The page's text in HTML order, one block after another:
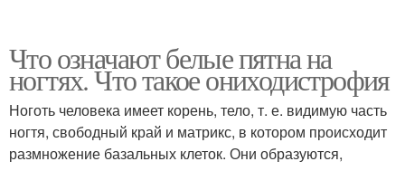
Что означают белые пятна на
ногтях. Что такое ониходистрофия
Ноготь человека имеет корень, тело, т. е. видимую часть
ногтя, свободный край и матрикс, в котором происходит
размножение базальных клеток. Они образуются,